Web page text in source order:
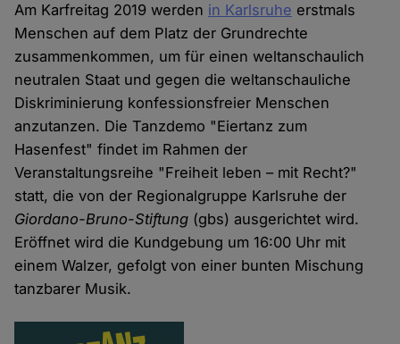
Am Karfreitag 2019 werden in Karlsruhe erstmals
Menschen auf dem Platz der Grundrechte
zusammenkommen, um für einen weltanschaulich
neutralen Staat und gegen die weltanschauliche
Diskriminierung konfessionsfreier Menschen
anzutanzen. Die Tanzdemo "Eiertanz zum
Hasenfest" findet im Rahmen der
Veranstaltungsreihe "Freiheit leben – mit Recht?"
statt, die von der Regionalgruppe Karlsruhe der
Giordano-Bruno-Stiftung (gbs) ausgerichtet wird.
Eröffnet wird die Kundgebung um 16:00 Uhr mit
einem Walzer, gefolgt von einer bunten Mischung
tanzbarer Musik.